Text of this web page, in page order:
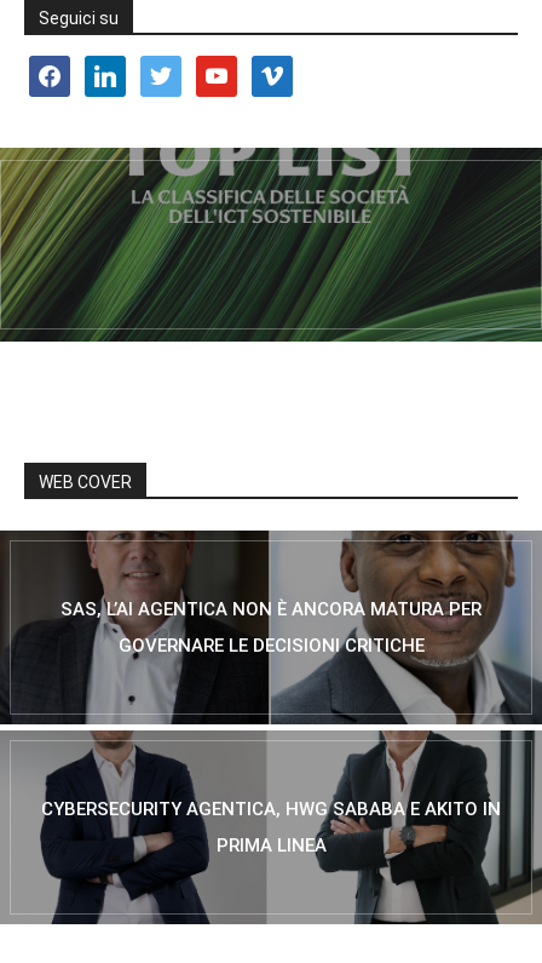
Seguici su
facebooklinkedin twitter youtube vimeo
WEB COVER
SAS, L’AI AGENTICA NON È ANCORA MATURA PER
GOVERNARE LE DECISIONI CRITICHE
CYBERSECURITY AGENTICA, HWG SABABA E AKITO IN
PRIMA LINEA